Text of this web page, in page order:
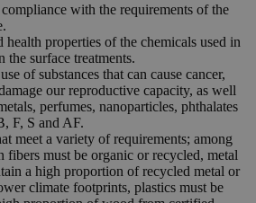
with the requirements of the
health properties of the chemicals used in
the surface treatments.
of substances that can cause cancer,
our reproductive capacity, as well
perfumes, nanoparticles, phthalates
F, S and AF.
meet a variety of requirements; among
fibers must be organic or recycled, metal
a high proportion of recycled metal or
climate footprints, plastics must be